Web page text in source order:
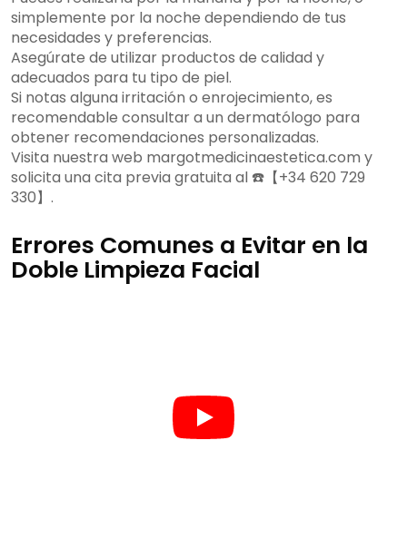
simplemente por la noche dependiendo de tus
necesidades y preferencias.
Asegúrate de utilizar productos de calidad y
adecuados para tu tipo de piel.
Si notas alguna irritación o enrojecimiento, es
recomendable consultar a un dermatólogo para
obtener recomendaciones personalizadas.
Visita nuestra web margotmedicinaestetica.com y
solicita una cita previa gratuita al ☎️【+34 620 729
330】.
Errores Comunes a Evitar en la
Doble Limpieza Facial